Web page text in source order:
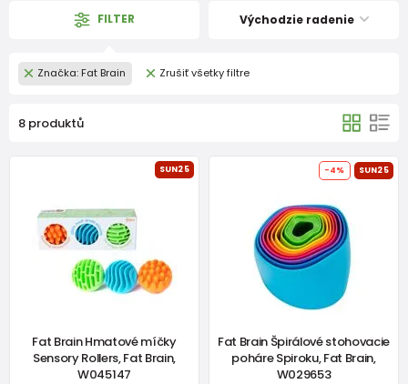
FILTER Východzie radenie
Značka: Fat Brain Zrušiť všetky filtre
8 produktů
SUN25
Fat Brain Hmatové míčky
Sensory Rollers, Fat Brain,
W045147
-4% SUN25
Fat Brain Špirálové stohovacie
poháre Spiroku, Fat Brain,
W029653